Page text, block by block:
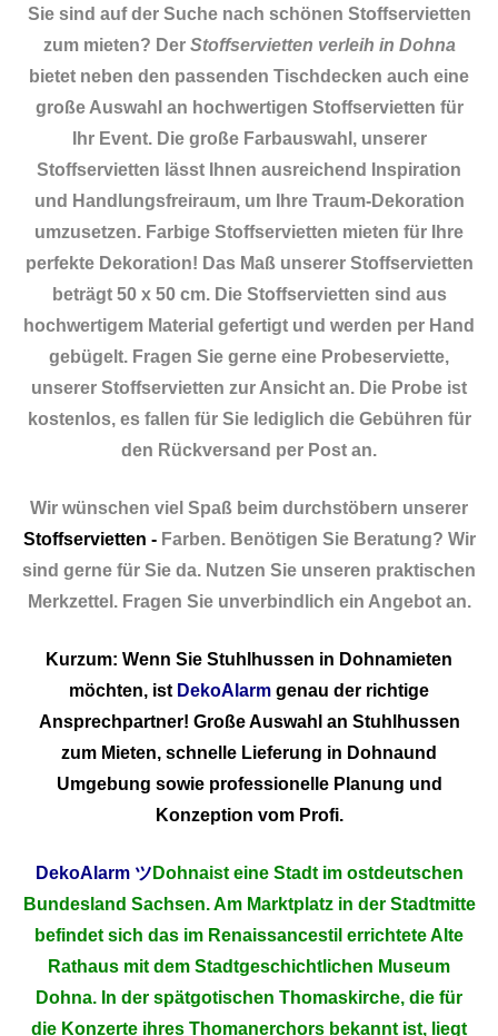
Sie sind auf der Suche nach schönen Stoffservietten
zum mieten? Der Stoffservietten verleih in Dohna
bietet neben den passenden Tischdecken auch eine
große Auswahl an hochwertigen Stoffservietten für
Ihr Event. Die große Farbauswahl, unserer
Stoffservietten lässt Ihnen ausreichend Inspiration
und Handlungsfreiraum, um Ihre Traum-Dekoration
umzusetzen. Farbige Stoffservietten mieten für Ihre
perfekte Dekoration! Das Maß unserer Stoffservietten
beträgt 50 x 50 cm. Die Stoffservietten sind aus
hochwertigem Material gefertigt und werden per Hand
gebügelt. Fragen Sie gerne eine Probeserviette,
unserer Stoffservietten zur Ansicht an. Die Probe ist
kostenlos, es fallen für Sie lediglich die Gebühren für
den Rückversand per Post an.
Wir wünschen viel Spaß beim durchstöbern unserer
Stoffservietten - Farben. Benötigen Sie Beratung? Wir
sind gerne für Sie da. Nutzen Sie unseren praktischen
Merkzettel. Fragen Sie unverbindlich ein Angebot an.
Kurzum: Wenn Sie Stuhlhussen in Dohnamieten
möchten, ist DekoAlarm genau der richtige
Ansprechpartner! Große Auswahl an Stuhlhussen
zum Mieten, schnelle Lieferung in Dohnaund
Umgebung sowie professionelle Planung und
Konzeption vom Profi.
DekoAlarm ツ Dohnaist eine Stadt im ostdeutschen
Bundesland Sachsen. Am Marktplatz in der Stadtmitte
befindet sich das im Renaissancestil errichtete Alte
Rathaus mit dem Stadtgeschichtlichen Museum
Dohna. In der spätgotischen Thomaskirche, die für
die Konzerte ihres Thomanerchors bekannt ist, liegt